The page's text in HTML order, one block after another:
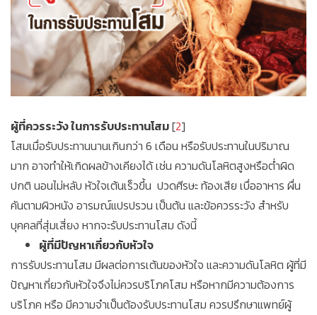
ผู้ที่ควรระวัง ในการรับประทานโสม[2]
โสมเมื่อรับประทานนานเกินกว่า 6 เดือน หรือรับประทานในปริมาณ
มาก อาจทำให้เกิดผลข้างเคียงได้ เช่น ความดันโลหิตสูงหรือต่ำผิด
ปกติ นอนไม่หลับ หัวใจเต้นเร็วขึ้น ปวดศีรษะ ท้องเสีย เบื่ออาหาร ผื่น
คันตามผิวหนัง อารมณ์แปรปรวน เป็นต้น และข้อควรระวัง สำหรับ
บุคคลที่สุ่มเสี่ยง หากจะรับประทานโสม ดังนี้
ผู้ที่มีปัญหาเกี่ยวกับหัวใจ
การรับประทานโสม มีผลต่อการเต้นของหัวใจ และความดันโลหิต ผู้ที่มี
ปัญหาเกี่ยวกับหัวใจจึงไม่ควรบริโภคโสม หรือหากมีความต้องการ
บริโภค หรือ มีความจำเป็นต้องรับประทานโสม ควรปรึกษาแพทย์ผู้